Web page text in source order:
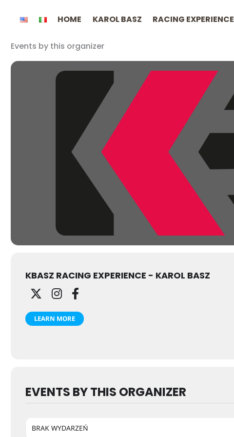
HOME KAROL BASZ RACING EXPERIENCE
Events by this organizer
KBASZ RACING EXPERIENCE - KAROL BASZ
LEARN MORE
EVENTS BY THIS ORGANIZER
BRAK WYDARZEŃ